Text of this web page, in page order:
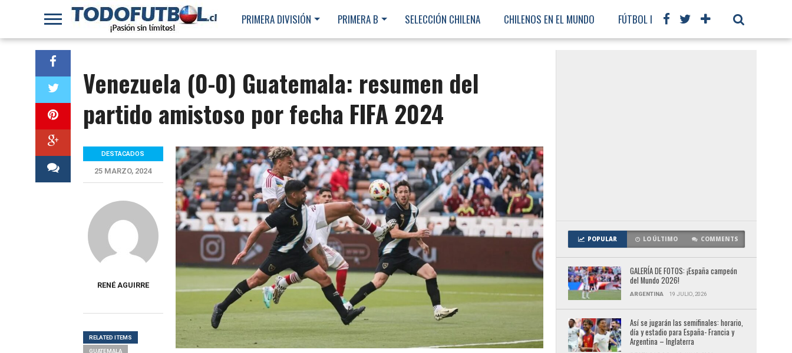
PRIMERA DIVISIÓN PRIMERA B SELECCIÓN CHILENA CHILENOS EN EL MUNDO FÚTBOL INTERNACIONAL
Venezuela (0-0) Guatemala: resumen del
partido amistoso por fecha FIFA 2024
DESTACADOS
25 MARZO, 2024
RENÉ AGUIRRE
RELATED ITEMS
GUATEMALA
POPULAR LO ÚLTIMO COMMENTS
GALERÍA DE FOTOS: ¡España campeón
del Mundo 2026!
ARGENTINA 19 JULIO, 2026
Así se jugarán las semifinales: horario,
día y estadio para España- Francia y
Argentina – Inglaterra